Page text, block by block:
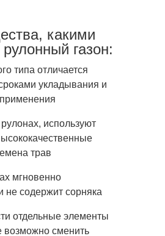
какими
газон:
типа отличается
укладывания и
используют
трав
мгновенно
не содержит сорняка
отдельные элементы
возможно сменить